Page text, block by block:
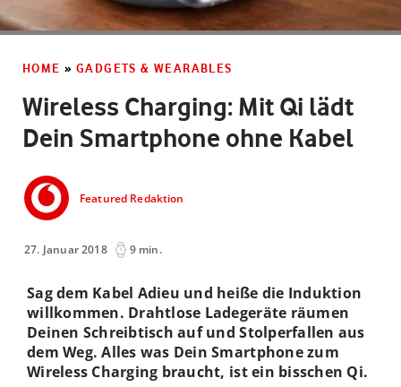
HOME » GADGETS & WEARABLES
Wireless Charging: Mit Qi lädt
Dein Smartphone ohne Kabel
Featured Redaktion
27. Januar 2018 9 min.
Sag dem Kabel Adieu und heiße die Induktion
willkommen. Drahtlose Ladegeräte räumen
Deinen Schreibtisch auf und Stolperfallen aus
dem Weg. Alles was Dein Smartphone zum
Wireless Charging braucht, ist ein bisschen Qi.